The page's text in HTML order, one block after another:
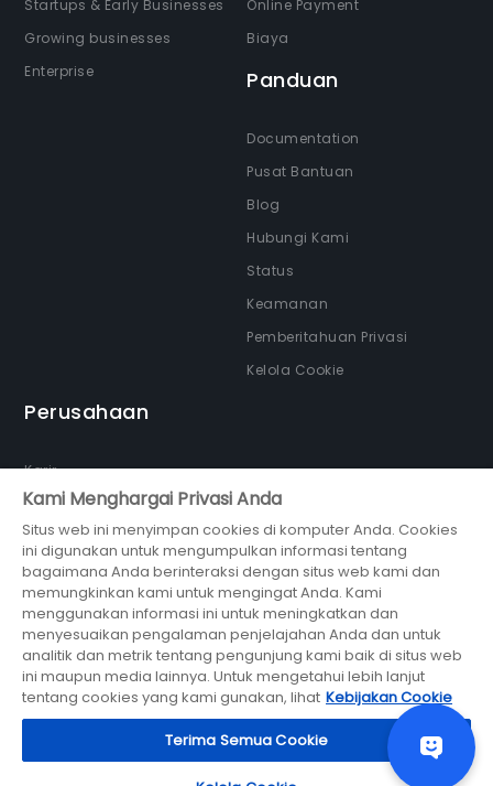
Startups & Early Businesses
Growing businesses
Enterprise
Online Payment
Biaya
Panduan
Documentation
Pusat Bantuan
Blog
Hubungi Kami
Status
Keamanan
Pemberitahuan Privasi
Kelola Cookie
Perusahaan
Karir
Tentang kami
Newsroom
Partner
bagian dari
© 2026 Midtrans (PT Midtrans)
Kami Menghargai Privasi Anda
Situs web ini menyimpan cookies di komputer Anda. Cookies
ini digunakan untuk mengumpulkan informasi tentang
bagaimana Anda berinteraksi dengan situs web kami dan
memungkinkan kami untuk mengingat Anda. Kami
menggunakan informasi ini untuk meningkatkan dan
menyesuaikan pengalaman penjelajahan Anda dan untuk
analitik dan metrik tentang pengunjung kami baik di situs web
ini maupun media lainnya. Untuk mengetahui lebih lanjut
tentang cookies yang kami gunakan, lihat Kebijakan Cookie
Terima Semua Cookie